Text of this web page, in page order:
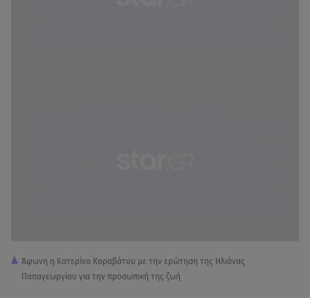
Άφωνη η Κατερίνα Καραβάτου με την ερώτηση της Ηλιάνας
Παπαγεωργίου για την προσωπική της ζωή